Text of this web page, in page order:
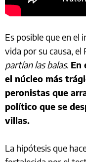
Es posible que en el
vida por su causa, el
partían las balas. En
el núcleo más
peronistas que
político que se
villas.
La hipótesis que